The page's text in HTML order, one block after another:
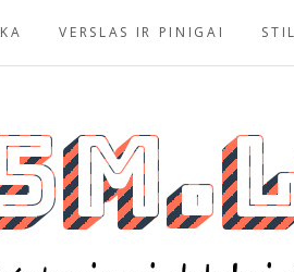
VERSLAS IR PINIGAI